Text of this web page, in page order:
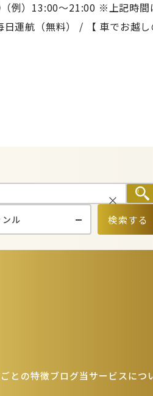
だ
動致します。 ※残業手当は別途支給で
与年2回 ※年齢や経験
り決定いたします
※上記時間は一例。実働8時
日勤
場合あり
運航（無料） / 【 車でお越
でお越しの場合 】 / あわ神あ
検索する
との特徴ブログ当サービスにつ